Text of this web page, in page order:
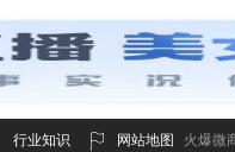
行业知识 网站地图 火爆微